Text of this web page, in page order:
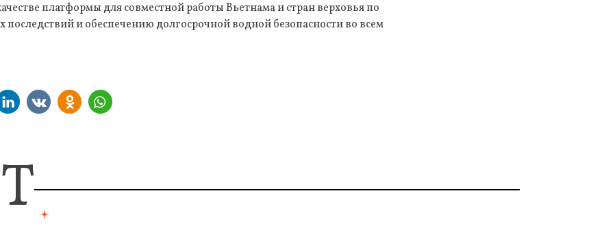
платформы для совместной работы Вьетнама и стран верховья по
последствий и обеспечению долгосрочной водной безопасности во всем